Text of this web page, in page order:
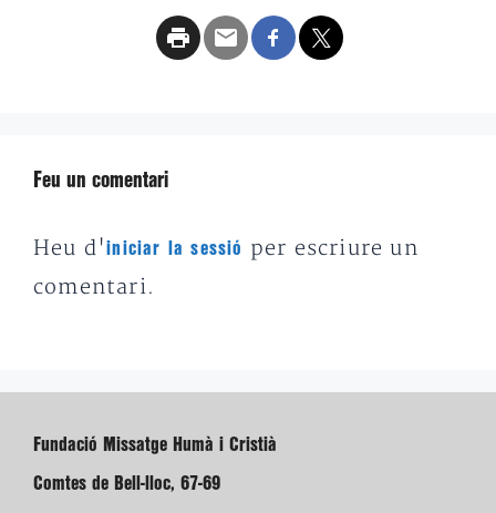
Feu un comentari
Heu d'iniciar la sessió
per escriure un
comentari.
Fundació Missatge Humà i Cristià
Comtes de Bell-lloc, 67-69